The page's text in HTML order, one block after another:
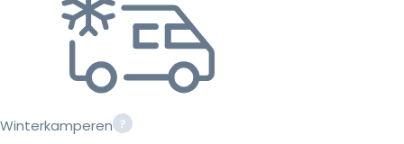
Winterkamperen